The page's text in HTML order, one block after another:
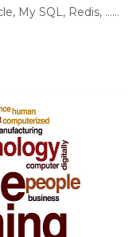
My SQL, Redis, ......